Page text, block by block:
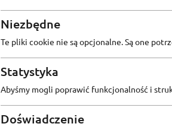
Niezbędne
Te pliki cookie nie są opcjonalne. Są one
Statystyka
Abyśmy mogli poprawić funkcjonalność i
Doświadczenie